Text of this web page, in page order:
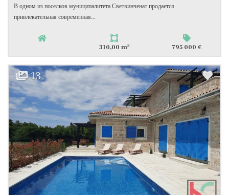
В одном из поселков муниципалитета Светвинченат продается
привлекательная современная...
310,00 m2 795 000 €
13